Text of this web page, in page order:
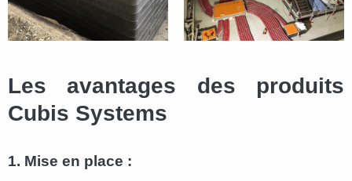
Les avantages des produits
Cubis Systems
1. Mise en place :